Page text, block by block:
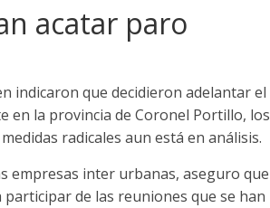
acatar paro
indicaron que decidieron adelantar el
en la provincia de Coronel Portillo, los
radicales aun está en análisis.
empresas inter urbanas, aseguro que
de las reuniones que se han